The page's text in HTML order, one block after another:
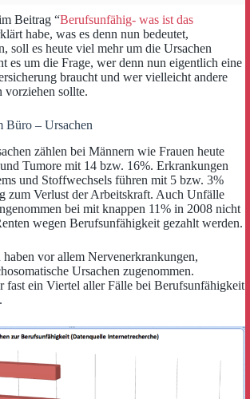
Beitrag “Berufsunfähig- was ist das
habe, was es denn nun bedeutet,
soll es heute viel mehr um die Ursachen
es um die Frage, wer denn nun eigentlich eine
braucht und wer vielleicht andere
vorziehen sollte.
Büro – Ursachen
zählen bei Männern wie Frauen heute
Tumore mit 14 bzw. 16%. Erkrankungen
und Stoffwechsels führen mit 5 bzw. 3%
zum Verlust der Arbeitskraft. Auch Unfälle
bei mit knappen 11% in 2008 nicht
wegen Berufsunfähigkeit gezahlt werden.
haben vor allem Nervenerkrankungen,
Ursachen zugenommen.
fast ein Viertel aller Fälle bei Berufsunfähigkeit